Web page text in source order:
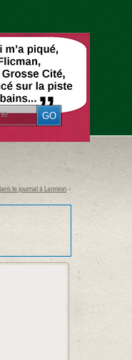
le journal à Lannion »